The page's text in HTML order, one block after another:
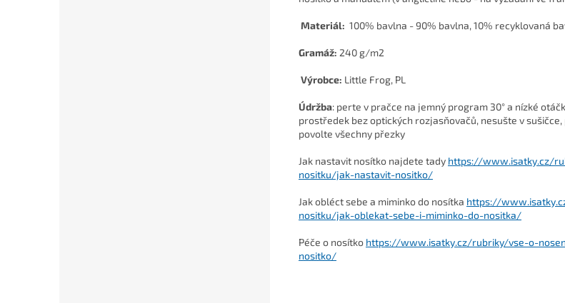
Materiál: 100% bavlna - 90% bavlna, 10% recyklovaná
Gramáž: 240 g/m2
Výrobce: Little Frog, PL
Údržba: perte v pračce na jemný program 30° a nízké
prostředek bez optických rozjasňovačů, nesušte v
povolte všechny přezky
Jak nastavit nosítko najdete tady https://www.isatky.cz/
nositku/jak-nastavit-nositko/
Jak obléct sebe a miminko do nosítka https://
nositku/jak-oblekat-sebe-i-miminko-do-nositka/
Péče o nosítko https://www.isatky.cz/rubriky/vse-o-
nositko/